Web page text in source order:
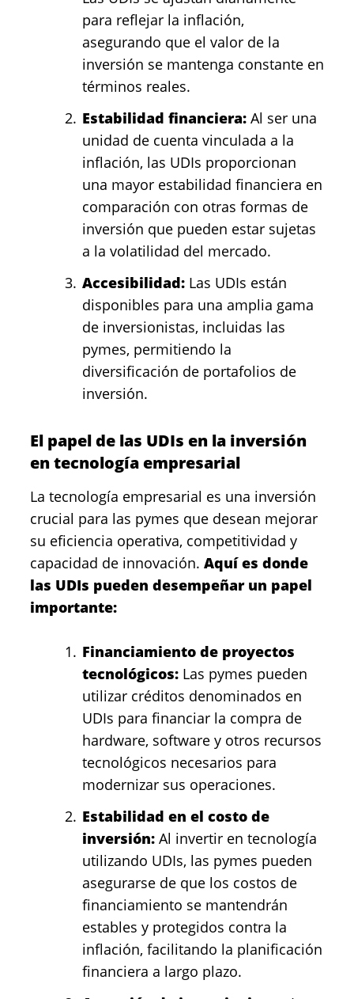
para reflejar la inflación,
asegurando que el valor de la
inversión se mantenga constante en
términos reales.
Estabilidad financiera: Al ser una
unidad de cuenta vinculada a la
inflación, las UDIs proporcionan
una mayor estabilidad financiera en
comparación con otras formas de
inversión que pueden estar sujetas
a la volatilidad del mercado.
Accesibilidad: Las UDIs están
disponibles para una amplia gama
de inversionistas, incluidas las
pymes, permitiendo la
diversificación de portafolios de
inversión.
El papel de las UDIs en la inversión
en tecnología empresarial
La tecnología empresarial es una inversión
crucial para las pymes que desean mejorar
su eficiencia operativa, competitividad y
capacidad de innovación. Aquí es donde
las UDIs pueden desempeñar un papel
importante:
Financiamiento de proyectos
tecnológicos: Las pymes pueden
utilizar créditos denominados en
UDIs para financiar la compra de
hardware, software y otros recursos
tecnológicos necesarios para
modernizar sus operaciones.
Estabilidad en el costo de
inversión: Al invertir en tecnología
utilizando UDIs, las pymes pueden
asegurarse de que los costos de
financiamiento se mantendrán
estables y protegidos contra la
inflación, facilitando la planificación
financiera a largo plazo.